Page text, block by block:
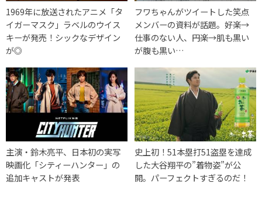
1969年に放送されたアニメ「タ
イガーマスク」ラベルのウイス
キーが発売！シックなデザイン
が◎
フワちゃんがツイートした笑点
メンバーの資料が話題。好楽→
仕事のない人、円楽→肌も黒い
が腹も黒い…
主演・鈴木亮平、日本初の実写
映画化「シティーハンター」の
追加キャストが発表
史上初！51本塁打51盗塁を達成
した大谷翔平の”着物姿”が公
開。パーフェクトすぎるのだ！